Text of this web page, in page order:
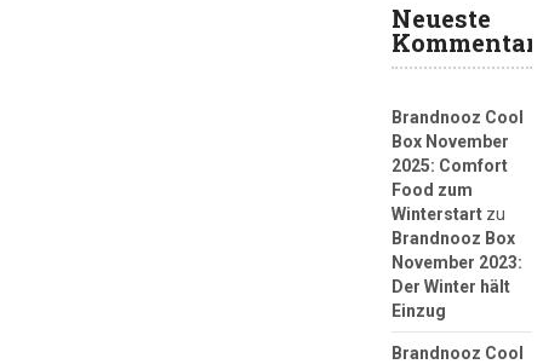
Neueste
Brandnooz Cool
Box November
2025: Comfort
Food zum
Winterstartzu
Brandnooz Box
November 2023:
Der Winter hält
Einzug
Brandnooz Cool